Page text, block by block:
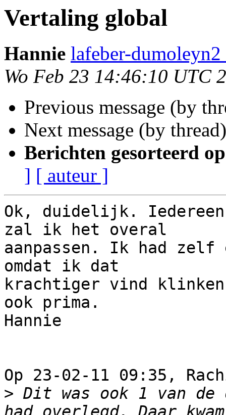
Vertaling global
Hannie lafeber-
Wo Feb 23 14:46:10 UTC
Previous message (by
Next message (by
Berichten gesorteerd
] [ auteur ]
Ok, duidelijk.
zal ik het overal
aanpassen. Ik had zelf
omdat ik dat
krachtiger vind
ook prima.
Hannie
Op 23-02-11 09:35,
> Dit was ook 1 van de